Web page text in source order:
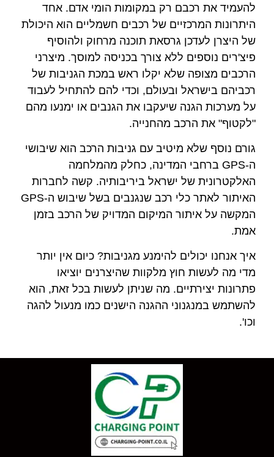
להעמיד את רכבם רק במקומות הומי אדם. אחד
היתרונות המרכזיים של רכבים חשמליים הוא היכולת
של היצרן לעדכן גרסאת תוכנה מרחוק ולהוסיף
פיצ'רים נוספים ללא צורך בכניסה למוסך. מיצרני
הרכבים מצופה שלא יקלו ראש במכת הגניבות של
רכביהם בישראל ובעולם, וכדי להם להתחיל לעבוד
על מערכות הגנה שיעקבו את הגנבים או ימנעו מהם
"לקטוף" את הרכב מהחנייה.
גורם נוסף שלא מיטיב עם גניבות הרכב הוא שיבושי
ה-GPS ברחבי המדינה, כחלק מהמלחמה
האלקטרונית של ישראל ביריבותיה. קשה לחברות
האיתור לאתר כלי רכב שנגנבים בשל שיבוש ה-GPS
המקשה על איתור המיקום המדויק של הרכב בזמן
אמת.
איך אנחנו יכולים להימנע מגניבות? כיום אין יותר
מדי מה לעשות חוץ מלקוות שהיצרנים יוציאו
פתרונות יצירתיים. מה שניתן לעשות בכל זאת, הוא
להשתמש במנגנוני ההגנה הישנים כמו מנעול להגה
וכו'.